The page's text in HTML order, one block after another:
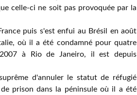
celle-ci ne soit pas provoquée par la
puis s'est enfui au Brésil en août
où il a été condamné pour quatre
à Rio de Janeiro, il est depuis
d'annuler le statut de réfugié
prison dans la péninsule où il a été